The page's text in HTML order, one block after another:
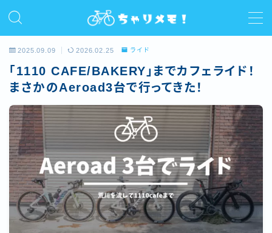
MENU
ホーム
プロフィール
ライド
サイクルコラム
レビュー/インプレ
2025.09.09 2026.02.25 ライド
「1110 CAFE/BAKERY」までカフェライド！
まさかのAeroad3台で行ってきた！